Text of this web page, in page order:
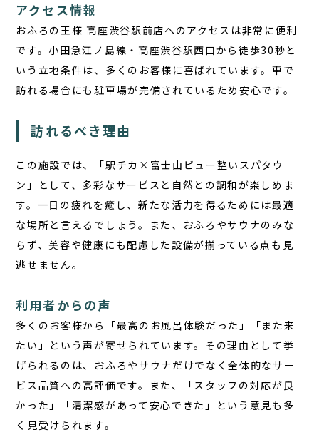
アクセス情報
おふろの王様 高座渋谷駅前店へのアクセスは非常に便利
です。小田急江ノ島線・高座渋谷駅西口から徒歩30秒と
いう立地条件は、多くのお客様に喜ばれています。車で
訪れる場合にも駐車場が完備されているため安心です。
訪れるべき理由
この施設では、「駅チカ×富士山ビュー整いスパタウ
ン」として、多彩なサービスと自然との調和が楽しめま
す。一日の疲れを癒し、新たな活力を得るためには最適
な場所と言えるでしょう。また、おふろやサウナのみな
らず、美容や健康にも配慮した設備が揃っている点も見
逃せません。
利用者からの声
多くのお客様から「最高のお風呂体験だった」「また来
たい」という声が寄せられています。その理由として挙
げられるのは、おふろやサウナだけでなく全体的なサー
ビス品質への高評価です。また、「スタッフの対応が良
かった」「清潔感があって安心できた」という意見も多
く見受けられます。